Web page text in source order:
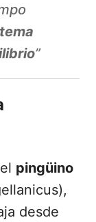
”
pingüino
desde